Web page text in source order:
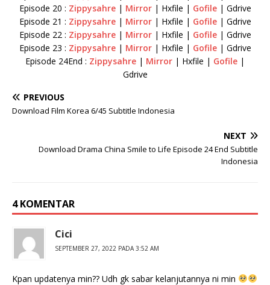
Episode 20 : Zippysahre| Mirror| Hxfile | Gofile| Gdrive
Episode 21 : Zippysahre| Mirror| Hxfile | Gofile| Gdrive
Episode 22 : Zippysahre| Mirror| Hxfile | Gofile| Gdrive
Episode 23 : Zippysahre| Mirror| Hxfile | Gofile| Gdrive
Episode 24End : Zippysahre | Mirror | Hxfile | Gofile |
Gdrive
PREVIOUS
Download Film Korea 6/45 Subtitle Indonesia
NEXT
Download Drama China Smile to Life Episode 24 End Subtitle
Indonesia
4 KOMENTAR
Cici
SEPTEMBER 27, 2022 PADA 3:52 AM
Kpan updatenya min?? Udh gk sabar kelanjutannya ni min